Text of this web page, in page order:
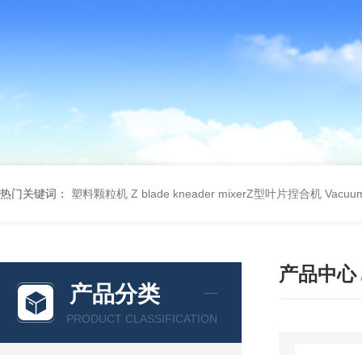
热门关键词： 塑料颗粒机 Z blade kneader mixerZ型叶片捏合机
产品分类
PRODUCT CLASSIFICATION
产品中心